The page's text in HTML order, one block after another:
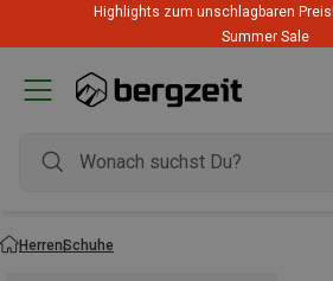
Highlights zum unschlagbaren
Summer Sale
HerrenSchuhe